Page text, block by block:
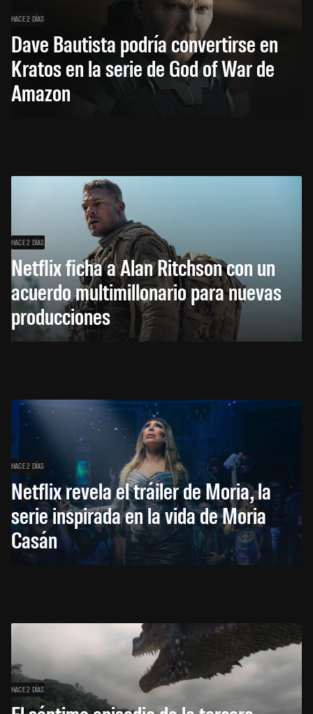
HACE 2 DÍAS
Dave Bautista podría convertirse en
Kratos en la serie de God of War de
Amazon
HACE 2 DÍAS
Netflix ficha a Alan Ritchson con un
acuerdo multimillonario para nuevas
producciones
HACE 2 DÍAS
Netflix revela el tráiler de Moria, la
serie inspirada en la vida de Moria
Casán
HACE 2 DÍAS